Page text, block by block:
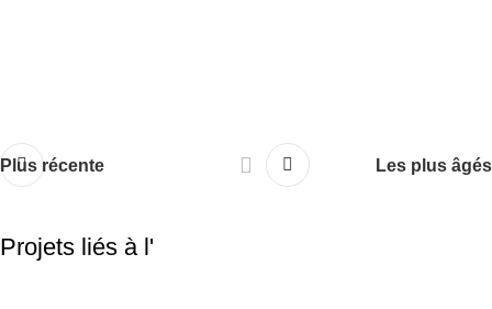
Plus récente Les plus âgés
Projets liés à l'